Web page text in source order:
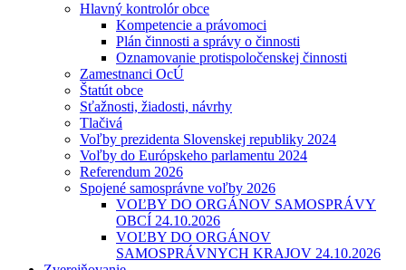
Hlavný kontrolór obce
Kompetencie a právomoci
Plán činnosti a správy o činnosti
Oznamovanie protispoločenskej činnosti
Zamestnanci OcÚ
Štatút obce
Sťažnosti, žiadosti, návrhy
Tlačivá
Voľby prezidenta Slovenskej republiky 2024
Voľby do Európskeho parlamentu 2024
Referendum 2026
Spojené samosprávne voľby 2026
VOĽBY DO ORGÁNOV SAMOSPRÁVY
OBCÍ 24.10.2026
VOĽBY DO ORGÁNOV
SAMOSPRÁVNYCH KRAJOV 24.10.2026